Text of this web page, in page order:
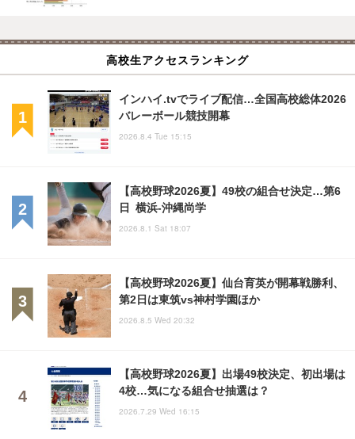
高校生アクセスランキング
インハイ.tvでライブ配信…全国高校総体2026
バレーボール競技開幕
2026.8.4 Tue 15:15
【高校野球2026夏】49校の組合せ決定…第6
日 横浜-沖縄尚学
2026.8.1 Sat 18:07
【高校野球2026夏】仙台育英が開幕戦勝利、
第2日は東筑vs神村学園ほか
2026.8.5 Wed 20:32
【高校野球2026夏】出場49校決定、初出場は
4校…気になる組合せ抽選は？
2026.7.29 Wed 16:15